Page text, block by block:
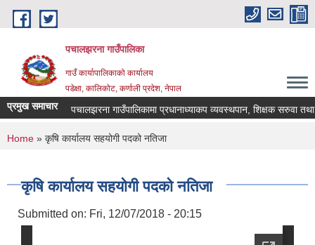
Skip to main content
पचालझरना गाउँपालिका
गाउँ कार्यापालिकाको कार्यालय
पडेक्षा, कालिकोट, कर्णाली प्रदेश, नेपाल
प्रमुख समाचार पचालझरना गाउँपालिकामा प्रधानाध्याकप व्यवस्थपान, शिक्षक सरुवा तथा
You are here
Home » कृषि कार्यालय सहयोगी पदको नतिजा
कृषि कार्यालय सहयोगी पदको नतिजा
Submitted on: Fri, 12/07/2018 - 20:15